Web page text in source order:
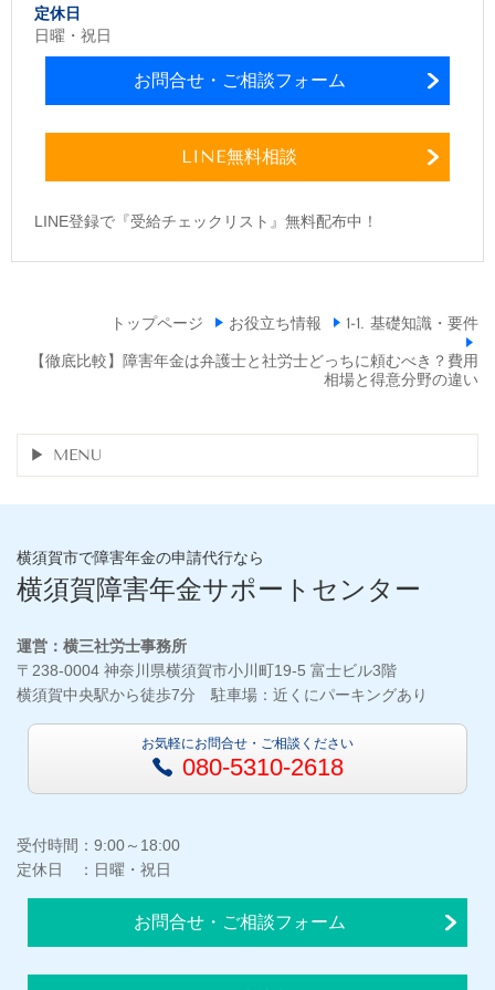
定休日
日曜・祝日
お問合せ・ご相談フォーム
LINE無料相談
LINE登録で『受給チェックリスト』無料配布中！
トップページ お役立ち情報
1-1. 基礎知識・要件
【徹底比較】障害年金は弁護士と社労士どっちに頼むべき？費用
相場と得意分野の違い
MENU
横須賀市で障害年金の申請代行なら
横須賀障害年金サポートセンター
運営：横三社労士事務所
〒238-0004 神奈川県横須賀市小川町19-5 富士ビル3階
横須賀中央駅から徒歩7分 駐車場：近くにパーキングあり
お気軽にお問合せ・ご相談ください
080-5310-2618
受付時間：9:00～18:00
定休日 ：日曜・祝日
お問合せ・ご相談フォーム